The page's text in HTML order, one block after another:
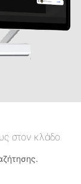
στον κλάδο